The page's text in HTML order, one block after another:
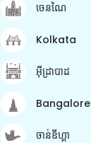
ចេនណៃ
Kolkata
អ៊ីដ្រាបាដ
Bangalore
ចាន់ឌីហ្គា